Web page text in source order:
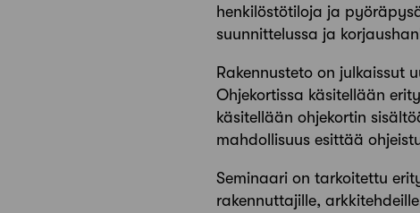
henkilöstötiloja ja
suunnittelussa ja
Rakennusteto on julkaissut
Ohjekortissa käsitellään
käsitellään ohjekortin
mahdollisuus esittää
Seminaari on tarkoitettu
rakennuttajille,